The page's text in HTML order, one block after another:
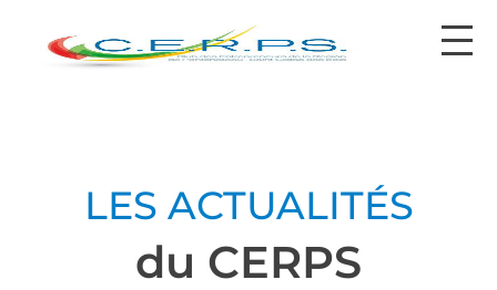
LES ACTUALITÉS
du CERPS